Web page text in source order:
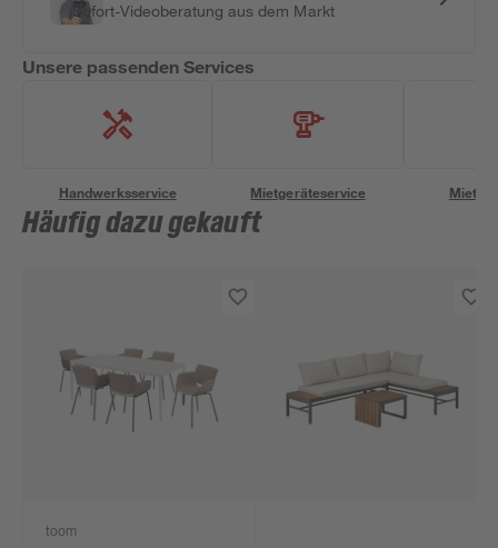
Sofort-Videoberatung aus dem Markt
Unsere passenden Services
Handwerksservice Mietgeräteservice
Häufig dazu gekauft
toom